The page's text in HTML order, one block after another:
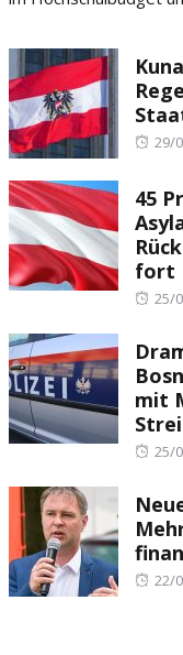
29/
45
fort
25/
mit
25/
22/